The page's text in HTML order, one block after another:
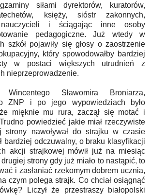
siłami dyrektorów, kuratorów,
księży, sióstr zakonnych,
nauczycieli i ściągając inne osoby
pedagogiczne. Już wtedy w
szkół pojawiły się głosy o zaostrzenie
który spowodowałby bardziej
w postaci większych utrudnień z
nieprzeprowadzenie.
Wincentego Sławomira Broniarza,
ZNP i po jego wypowiedziach było
mięknie mu rura, zaczął się motać i
powiedzieć jakie miał rzeczywiste
strony nawoływał do strajku w czasie
bardziej odczuwalny, o braku klasyfikacji
akcji strajkowej mówił już na miesiąc
strony gdy już miało to nastąpić, to
i zasłaniać rzekomym dobrem ucznia,
czym polega strajk. Co chciał osiągnąć
Liczył że przestraszy białopolski